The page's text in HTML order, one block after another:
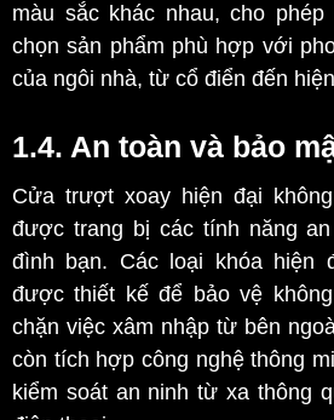
màu sắc khác nhau, cho
chọn sản phẩm phù hợp với
của ngôi nhà, từ cổ điển đến
1.4. An toàn và bảo
Cửa trượt xoay hiện đại
được trang bị các tính năng
đình bạn. Các loại khóa hiện
được thiết kế để bảo vệ
chặn việc xâm nhập từ bên
còn tích hợp công nghệ thông
kiểm soát an ninh từ xa thông